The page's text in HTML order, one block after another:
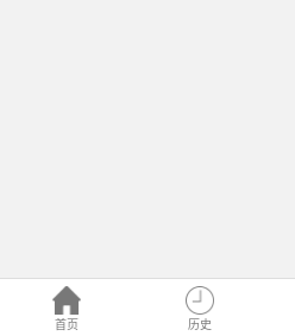
首页 历史